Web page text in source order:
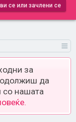
се или зачлени се
за
да
со нашата